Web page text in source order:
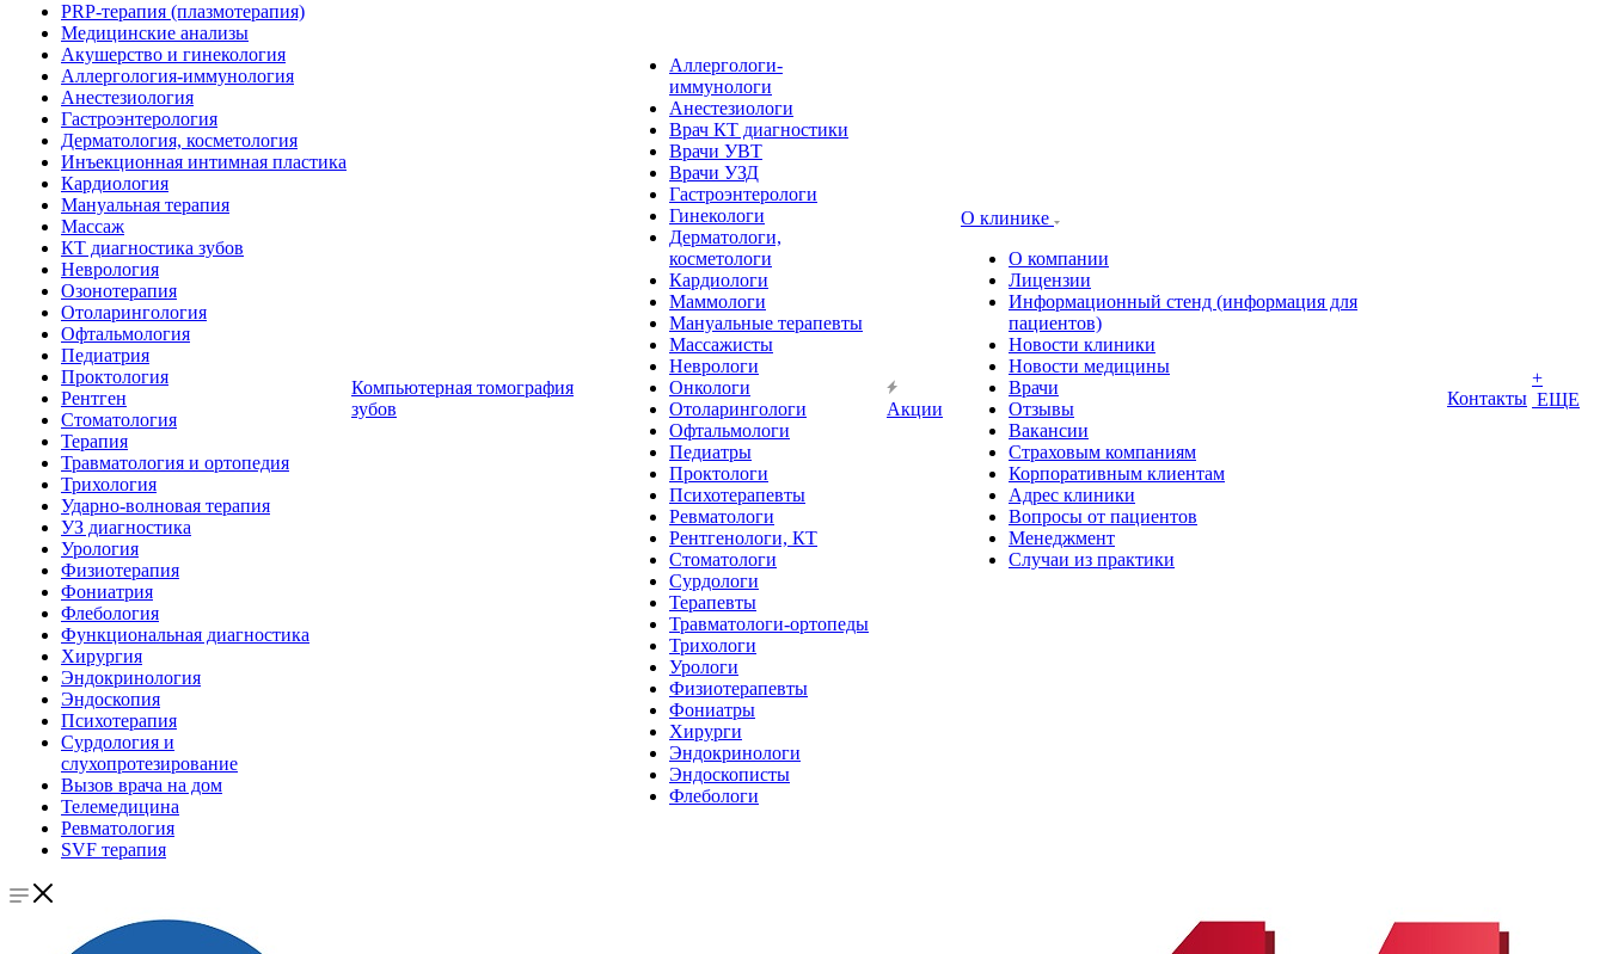
PRP-терапия (плазмотерапия)
Медицинские анализы
Акушерство и гинекология
Аллергология-иммунология
Анестезиология
Гастроэнтерология
Дерматология, косметология
Инъекционная интимная пластика
Кардиология
Мануальная терапия
Массаж
КТ диагностика зубов
Неврология
Озонотерапия
Отоларингология
Офтальмология
Педиатрия
Проктология
Рентген
Стоматология
Терапия
Травматология и ортопедия
Трихология
Ударно-волновая терапия
УЗ диагностика
Урология
Физиотерапия
Фониатрия
Флебология
Функциональная диагностика
Хирургия
Эндокринология
Эндоскопия
Психотерапия
Сурдология и
слухопротезирование
Вызов врача на дом
Телемедицина
Ревматология
SVF терапия
Компьютерная томография
зубов
Аллергологи-
иммунологи
Анестезиологи
Врач КТ диагностики
Врачи УВТ
Врачи УЗД
Гастроэнтерологи
Гинекологи
Дерматологи,
косметологи
Кардиологи
Маммологи
Мануальные терапевты
Массажисты
Неврологи
Онкологи
Отоларингологи
Офтальмологи
Педиатры
Проктологи
Психотерапевты
Ревматологи
Рентгенологи, КТ
Стоматологи
Сурдологи
Терапевты
Травматологи-ортопеды
Трихологи
Урологи
Физиотерапевты
Фониатры
Хирурги
Эндокринологи
Эндоскописты
Флебологи
Акции
О клинике
О компании
Лицензии
Информационный стенд (информация для
пациентов)
Новости клиники
Новости медицины
Врачи
Отзывы
Вакансии
Страховым компаниям
Корпоративным клиентам
Адрес клиники
Вопросы от пациентов
Менеджмент
Случаи из практики
Контакты
+
ЕЩЕ